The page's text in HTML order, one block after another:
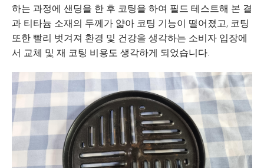
하는 과정에 샌딩을 한 후 코팅을 하여 필드 테스트해 본 결
과 티타늄 소재의 두께가 얇아 코팅 기능이 떨어졌고, 코팅
또한 빨리 벗겨져 환경 및 건강을 생각하는 소비자 입장에
서 교체 및 재 코팅 비용도 생각하게 되었습니다.